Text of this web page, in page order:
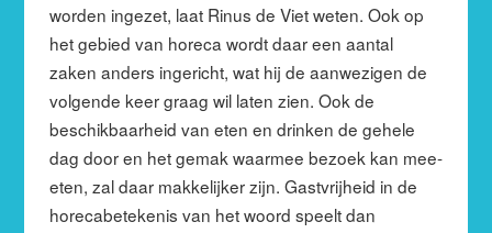
worden ingezet, laat Rinus de Viet weten. Ook op
het gebied van horeca wordt daar een aantal
zaken anders ingericht, wat hij de aanwezigen de
volgende keer graag wil laten zien. Ook de
beschikbaarheid van eten en drinken de gehele
dag door en het gemak waarmee bezoek kan mee-
eten, zal daar makkelijker zijn. Gastvrijheid in de
horecabetekenis van het woord speelt dan